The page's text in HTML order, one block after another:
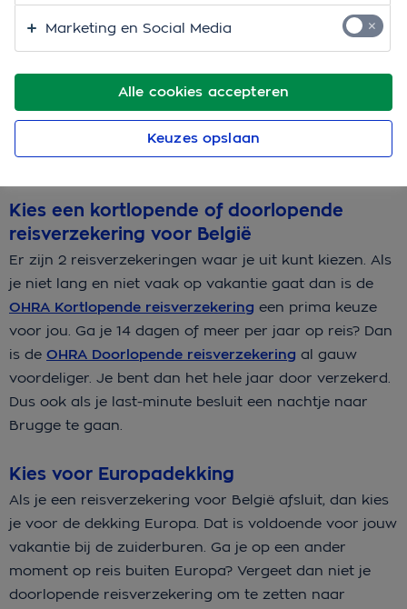
Een reisverzekering afsluiten
voor België
Als je op vakantie gaat naar België dan zijn er een
paar dingen waar je op moet letten bij het afsluiten
van jereisverzekering. We zetten ze voor je op een rij.
Kies een kortlopende of doorlopende
reisverzekering voor België
Er zijn 2 reisverzekeringen waar je uit kunt kiezen. Als
je niet lang en niet vaak op vakantie gaat dan is de
OHRA Kortlopende reisverzekering een prima keuze
voor jou. Ga je 14 dagen of meer per jaar op reis? Dan
is de OHRA Doorlopende reisverzekering al gauw
voordeliger. Je bent dan het hele jaar door verzekerd.
Dus ook als je last-minute besluit een nachtje naar
Brugge te gaan.
Kies voor Europadekking
Als je een reisverzekering voor België afsluit, dan kies
je voor de dekking Europa. Dat is voldoende voor jouw
vakantie bij de zuiderburen. Ga je op een ander
moment op reis buiten Europa? Vergeet dan niet je
doorlopende reisverzekering om te zetten naar
Alle cookies accepteren
Marketing en Social Media
Keuzes opslaan